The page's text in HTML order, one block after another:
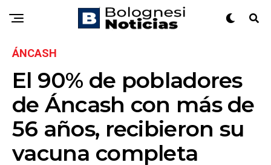
ÁNCASH
El 90% de pobladores
de Áncash con más de
56 años, recibieron su
vacuna completa